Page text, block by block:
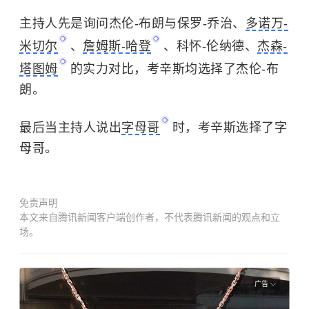
主持人先是询问杰伦-布朗与保罗-乔治、 多诺万-
米切尔
、 詹姆斯-哈登 、科怀-伦纳德、 杰森-
塔图姆
的实力对比，考辛斯均选择了杰伦-布
朗。
最后当主持人说出字母哥
时，考辛斯选择了字
母哥。
免责声明
本文来自腾讯新闻客户端创作者，不代表腾讯新闻的观点和立
场。
广告